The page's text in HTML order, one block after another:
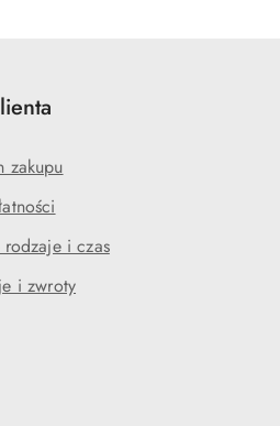
zakupu
rodzaje i czas
i zwroty